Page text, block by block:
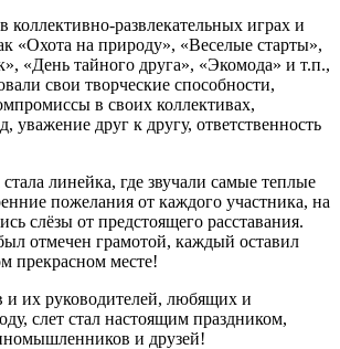
коллективно-развлекательных играх и
«Охота на природу», «Веселые старты»,
«День тайного друга», «Экомода» и т.п.,
свои творческие способности,
в своих коллективах,
уважение друг к другу, ответственность
линейка, где звучали самые теплые
пожелания от каждого участника, на
слёзы от предстоящего расставания.
отмечен грамотой, каждый оставил
прекрасном месте!
и их руководителей, любящих и
слет стал настоящим праздником,
и друзей!